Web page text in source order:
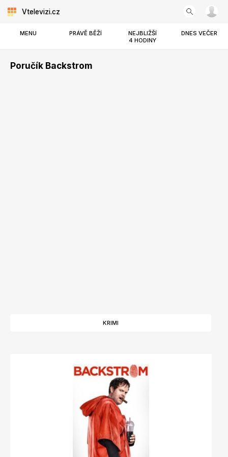
Vtelevizi.cz
MENU PRÁVĚ BĚŽÍ
NEJBLIŽŠÍ
4 HODINY
DNES VEČER
Poručík Backstrom
KRIMI